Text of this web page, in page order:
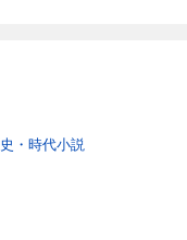
・時代小説